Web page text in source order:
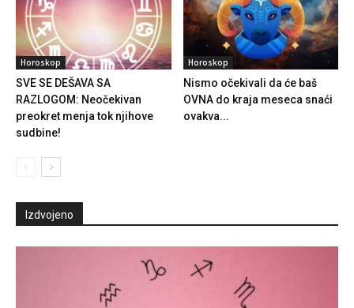
Horoskop
SVE SE DEŠAVA SA
RAZLOGOM: Neočekivan
preokret menja tok njihove
sudbine!
Horoskop
Nismo očekivali da će baš
OVNA do kraja meseca snaći
ovakva...
Izdvojeno